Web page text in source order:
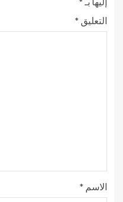
التعليق *
الاسم *